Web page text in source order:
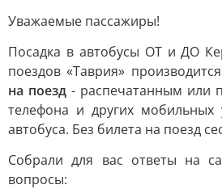
Уважаемые пассажиры!
Посадка в автобусы ОТ и ДО
поездов «Таврия»
на поезд - распечатанным или
телефона и других мобильных
автобуса. Без билета на поезд
Собрали для вас ответы на
вопросы: